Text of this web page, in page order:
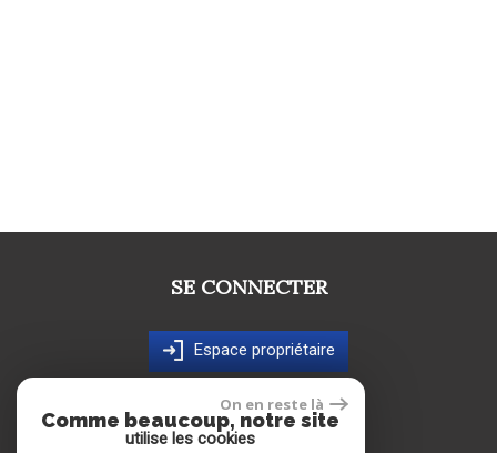
SE CONNECTER
Espace propriétaire
NOS ADHÉRENTS
On en reste là
Comme beaucoup, notre site
utilise les cookies